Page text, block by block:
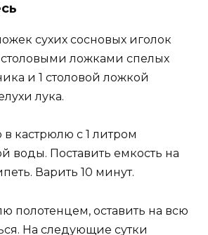
сухих сосновых иголок
ложками спелых
и 1 столовой ложкой
лука.
в кастрюлю с 1 литром
воды. Поставить емкость на
Варить 10 минут.
полотенцем, оставить на всю
На следующие сутки